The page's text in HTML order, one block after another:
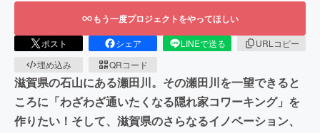
もう一度プロジェクトをやってほしい
ポスト シェア LINEで送る
URLコピー
埋め込み
QRコード
滋賀県の石山にある瀬田川。その瀬田川を一望できると
ころに「わざわざ通いたくなる隠れ家コワーキング」を
作りたい！そして、滋賀県のさらなるイノベーション、